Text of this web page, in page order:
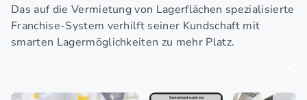
Das auf die Vermietung von Lagerflächen spezialisierte
Franchise-System verhilft seiner Kundschaft mit
smarten Lagermöglichkeiten zu mehr Platz.